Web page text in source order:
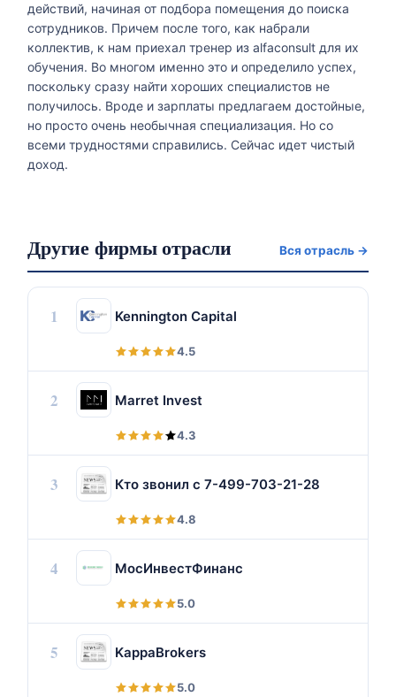
действий, начиная от подбора помещения до поиска
сотрудников. Причем после того, как набрали
коллектив, к нам приехал тренер из alfaconsult для их
обучения. Во многом именно это и определило успех,
поскольку сразу найти хороших специалистов не
получилось. Вроде и зарплаты предлагаем достойные,
но просто очень необычная специализация. Но со
всеми трудностями справились. Сейчас идет чистый
доход.
Другие фирмы отрасли Вся отрасль →
1 Kennington Capital
4.5
2 Marret Invest
4.3
3 Кто звонил с 7-499-703-21-28
4.8
4 МосИнвестФинанс
5.0
5 KappaBrokers
5.0